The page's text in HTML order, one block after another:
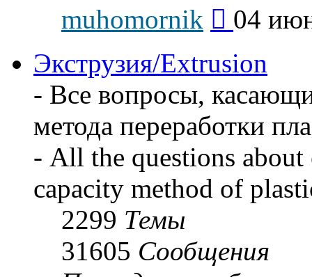
muhomornik
последнему
04
Экструзия/Extrusion
- Все вопросы,
метода переработки
- All the questions
capacity method of
2299 Темы
31605 Сообщения